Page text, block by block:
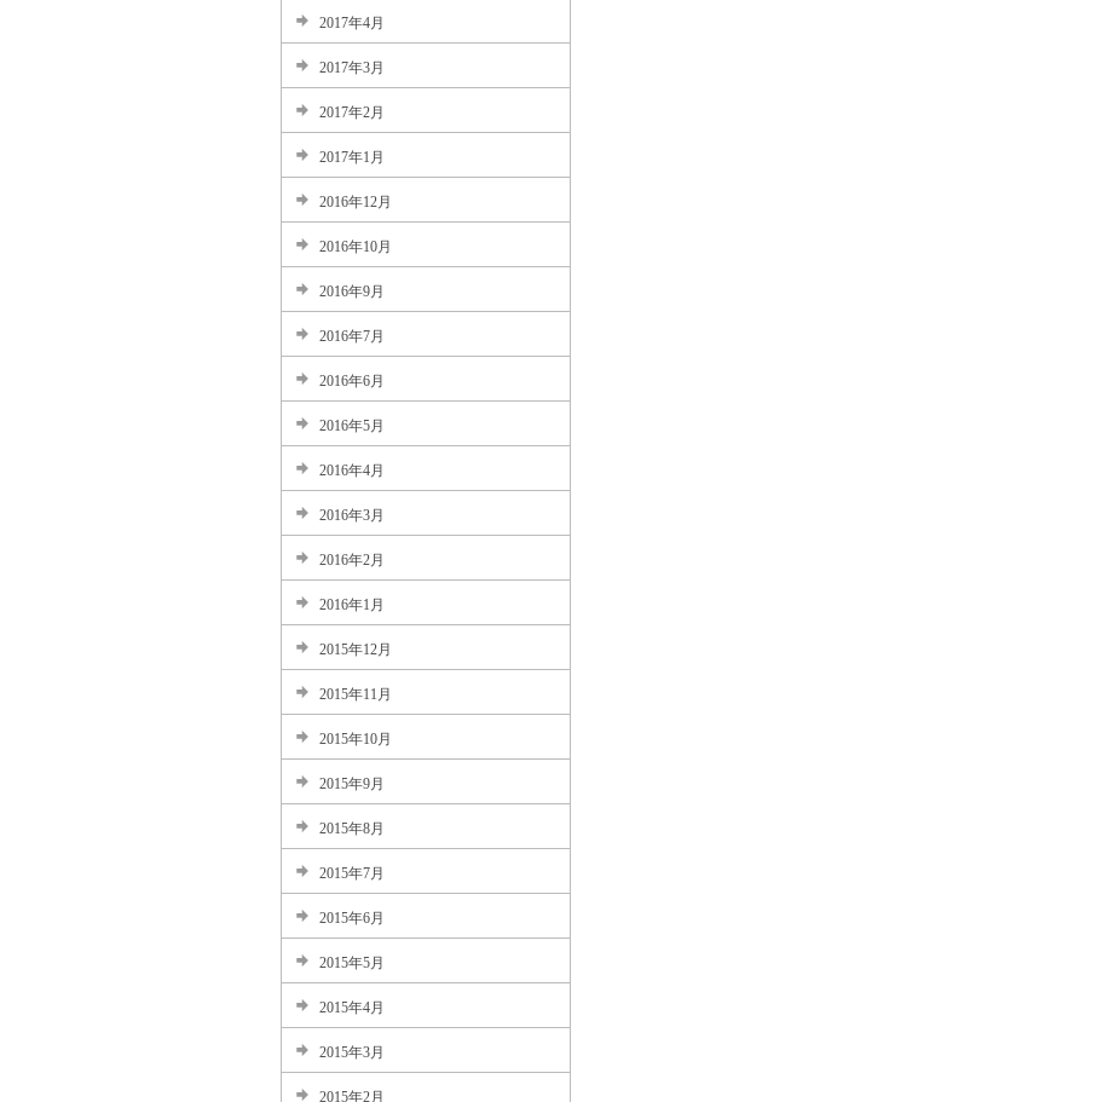
2017年4月
2017年3月
2017年2月
2017年1月
2016年12月
2016年10月
2016年9月
2016年7月
2016年6月
2016年5月
2016年4月
2016年3月
2016年2月
2016年1月
2015年12月
2015年11月
2015年10月
2015年9月
2015年8月
2015年7月
2015年6月
2015年5月
2015年4月
2015年3月
2015年2月